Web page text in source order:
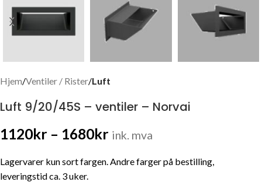
Hjem Ventiler / Rister Luft
Luft 9/20/45S – ventiler – Norvai
1120kr – 1680kr ink. mva
Lagervarer kun sort fargen. Andre farger på bestilling,
leveringstid ca. 3 uker.